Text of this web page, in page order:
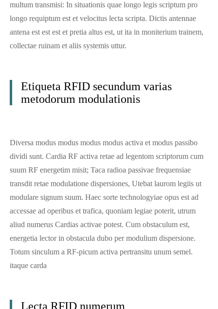
multum transmisi: In situationis quae longo legis scriptum pro
longo requiptum est et velocitus lecta scripta. Dictis antennae
antena est est est et pretia altus est, ut ita in moniterium trainem,
collectae ruinam et aliis systemis uttur.
Etiqueta RFID secundum varias
metodorum modulationis
Diversa modus modus modus modus activa et modus passibo
dividi sunt. Cardia RF activa retae ad legentom scriptorum cum
suum RF energetim misit; Taca radioa passivae frequensiae
transdit retae modulatione dispersiones, Utebat laurom legiis ut
modulare signum suum. Haec sorte technologyiae opus est ad
accessae ad operibus et trafica, quoniam legiae poterit, utrum
aliud numerus Cardias activae potest. Cum obstaculum est,
energetia lector in obstacula dubo per modulium dispersione.
Totum sinculum a RF-picum activa pertransitu unum semel.
itaque carda
Lecta RFID numerum